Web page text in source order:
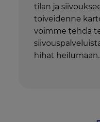
tilan ja
toiveidenne
voimme tehdä
hihat heilumaan.